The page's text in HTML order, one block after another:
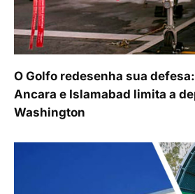
O Golfo redesenha sua
Ancara e Islamabad limita a
Washington